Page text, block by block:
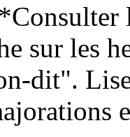
sur les
dit".